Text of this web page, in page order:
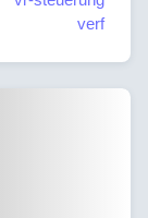
verf